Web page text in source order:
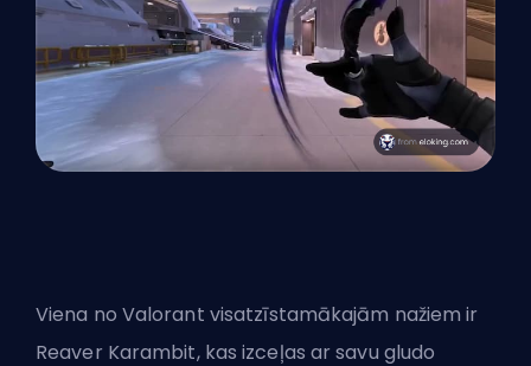
Viena no Valorant visatzīstamākajām nažiem ir
Reaver Karambit, kas izceļas ar savu gludo